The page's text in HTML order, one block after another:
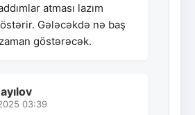
atması lazım
Gələcəkdə nə baş
göstərəcək.
03:39